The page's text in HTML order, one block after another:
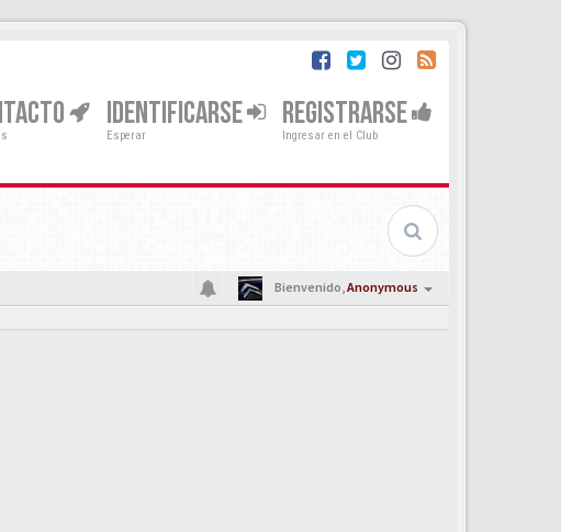
IDENTIFICARSE
Esperar
REGISTRARSE
Ingresar en el Club
Bienvenido,Anonymous